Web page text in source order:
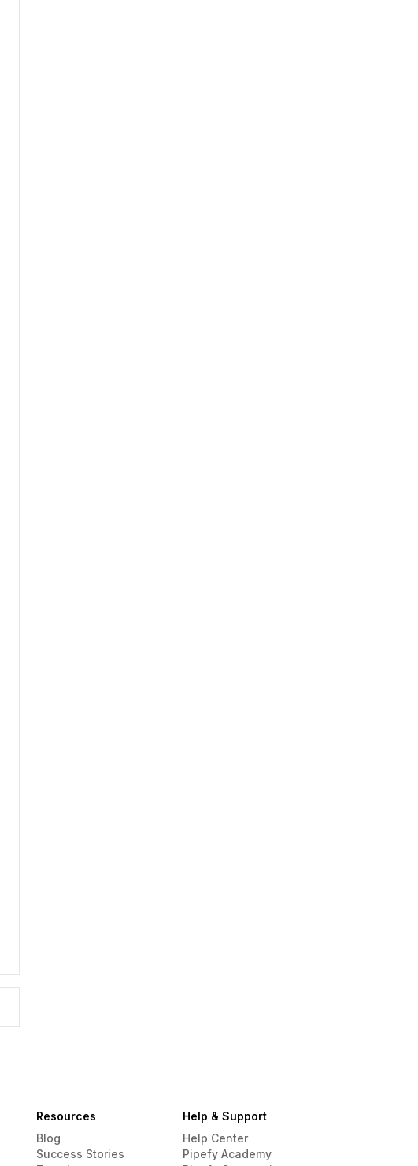
Resources
Blog
Success Stories
Help & Support
Help Center
Pipefy Academy